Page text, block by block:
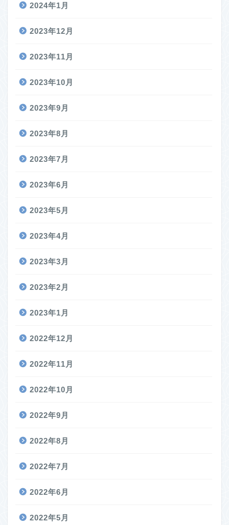
2024年1月
2023年12月
2023年11月
2023年10月
2023年9月
2023年8月
2023年7月
2023年6月
2023年5月
2023年4月
2023年3月
2023年2月
2023年1月
2022年12月
2022年11月
2022年10月
2022年9月
2022年8月
2022年7月
2022年6月
2022年5月